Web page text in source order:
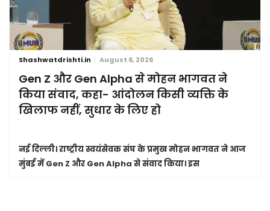
Shashwatdrishti.in August 6, 2026
Gen Z और Gen Alpha से मोहन भागवत ने
किया संवाद, कहा- आंदोलन किसी व्यक्ति के
खिलाफ नहीं, सुधार के लिए हो
नई दिल्ली।राष्ट्रीय स्वयंसेवक संघ के प्रमुख मोहन भागवत ने आज
मुंबई में Gen Z और Gen Alpha से संवाद किया। इस